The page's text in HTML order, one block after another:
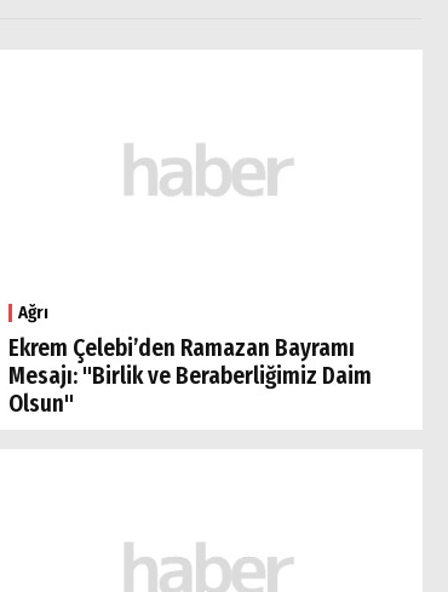
Ağrı
Ekrem Çelebi’den Ramazan Bayramı
Mesajı: "Birlik ve Beraberliğimiz Daim
Olsun"